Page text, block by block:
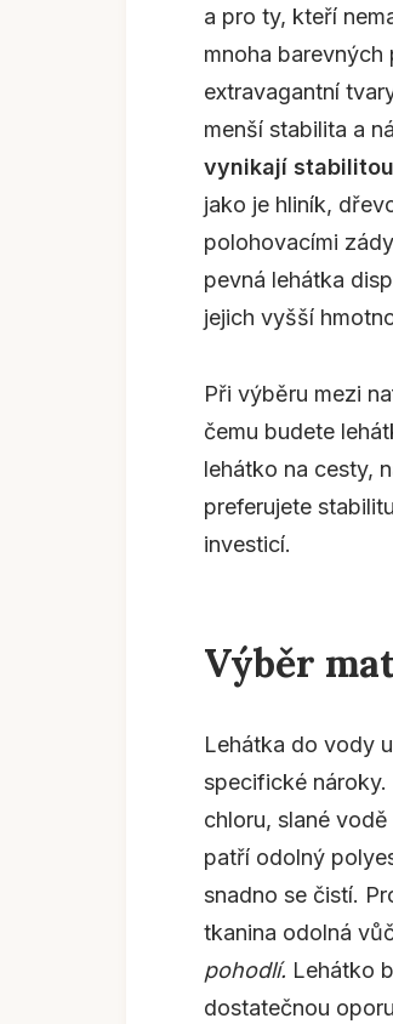
a pro ty, kteří
mnoha
extravagantní
menší stabilita a
vynikají
jako je hliník,
polohovacími
pevná lehátka
jejich vyšší
Při výběru mezi
čemu budete
lehátko na cesty,
preferujete
investicí.
Výběr
Lehátka do vody
specifické nároky.
chloru, slané
patří odolný
snadno se čistí.
tkanina odolná
pohodlí. Lehátko
dostatečnou